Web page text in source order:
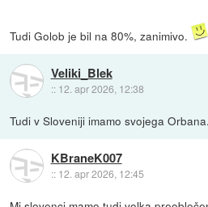
Tudi Golob je bil na 80%, zanimivo.
Veliki_Blek
:: 12. apr 2026, 12:38
Tudi v Sloveniji imamo svojega
KBraneK007
:: 12. apr 2026, 12:45